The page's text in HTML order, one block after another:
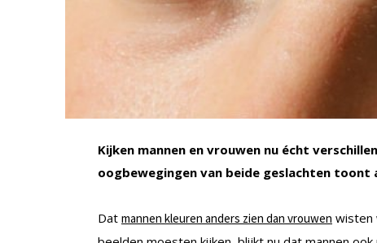
Kijken mannen en vrouwen nu écht
oogbewegingen van beide geslachten toont
Dat mannen kleuren anders zien dan vrouwen wisten